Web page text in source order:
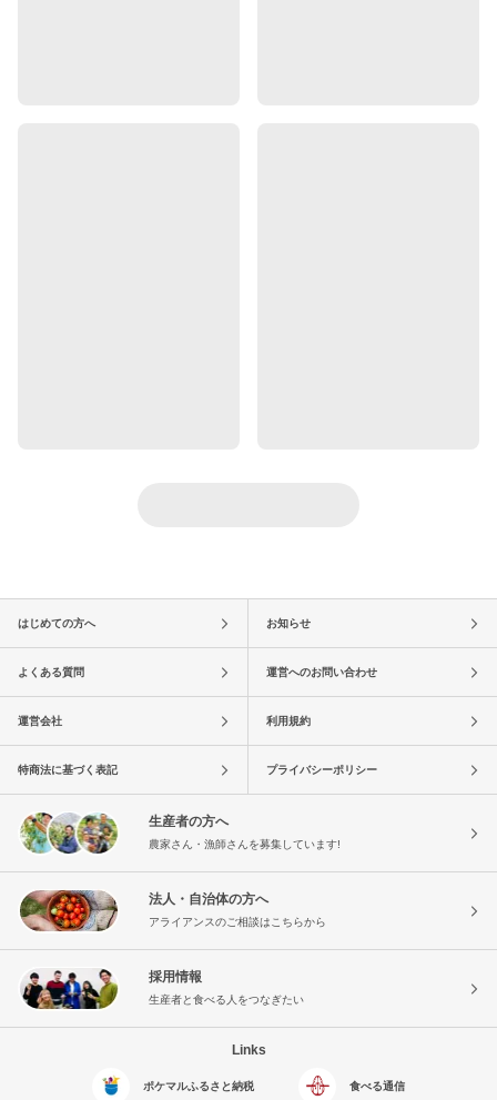
はじめての方へ お知らせ
よくある質問 運営へのお問い合わせ
運営会社 利用規約
特商法に基づく表記 プライバシーポリシー
生産者の方へ
農家さん・漁師さんを募集しています!
法人・自治体の方へ
アライアンスのご相談はこちらから
採用情報
生産者と食べる人をつなぎたい
Links
ポケマルふるさと納税 食べる通信